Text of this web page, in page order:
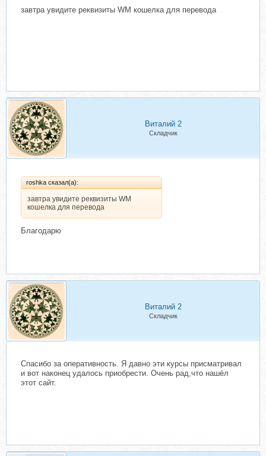
завтра увидите реквизиты WM кошелка для перевода
Виталий 2
Складчик
roshka сказал(а):
завтра увидите реквизиты WM
кошелка для перевода
Благодарю
Виталий 2
Складчик
Спасибо за оперативность. Я давно эти курсы присматривал
и вот наконец удалось приобрести. Очень рад,что нашёл
этот сайт.